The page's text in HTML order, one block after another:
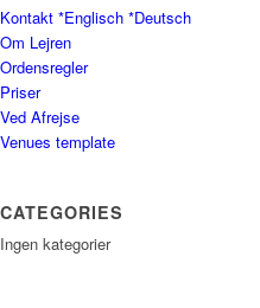
Kontakt *Englisch *Deutsch
Om Lejren
Ordensregler
Priser
Ved Afrejse
Venues template
CATEGORIES
Ingen kategorier